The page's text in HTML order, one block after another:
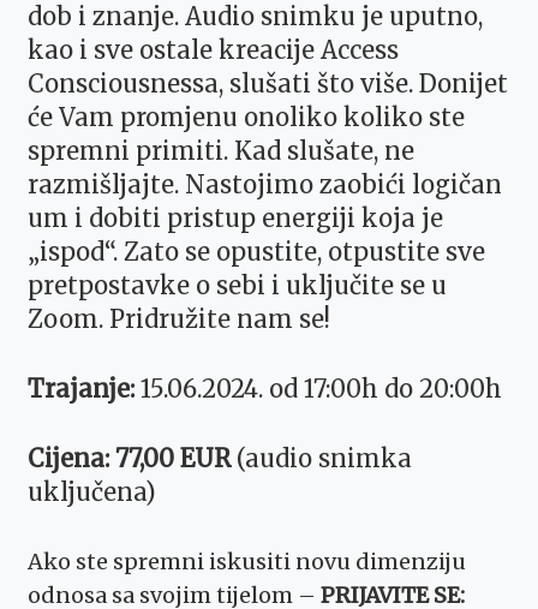
dob i znanje. Audio snimku je uputno,
kao i sve ostale kreacije Access
Consciousnessa, slušati što više. Donijet
će Vam promjenu onoliko koliko ste
spremni primiti. Kad slušate, ne
razmišljajte. Nastojimo zaobići logičan
um i dobiti pristup energiji koja je
„ispod“. Zato se opustite, otpustite sve
pretpostavke o sebi i uključite se u
Zoom. Pridružite nam se!
Trajanje: 15.06.2024. od 17:00h do 20:00h
Cijena: 77,00 EUR(audio snimka
uključena)
Ako ste spremni iskusiti novu dimenziju
odnosa sa svojim tijelom – PRIJAVITE SE: